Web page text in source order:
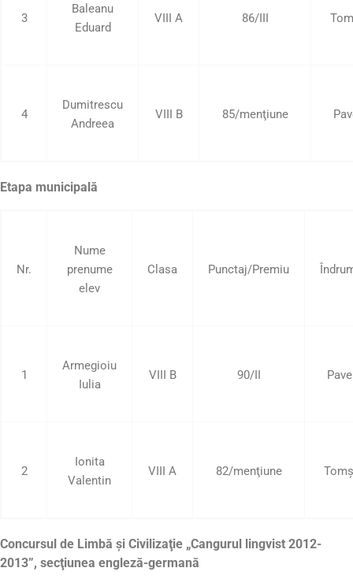
3
Baleanu
Eduard
VIII A 86/III
4
Dumitrescu
Andreea
VIII B 85/menţiune
Etapa municipală
Nr.
Nume
prenume
elev
Clasa Punctaj/Premiu
1
Armegioiu
Iulia
VIII B 90/II
2
Ionita
Valentin
VIII A 82/menţiune
Concursul de Limbă şi Civilizaţie „Cangurul lingvist 2012-
2013”, secţiunea engleză-germană